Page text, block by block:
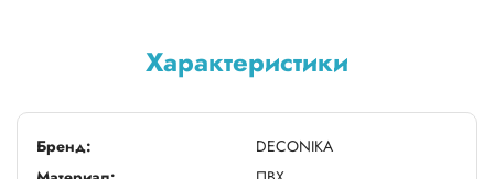
Характеристики
Бренд:
DECONIKA